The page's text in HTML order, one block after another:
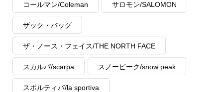
コールマン/Coleman サロモン/SALOMON
ザック・バッグ
ザ・ノース・フェイス/THE NORTH FACE
スカルパ/scarpa スノーピーク/snow peak
スポルティバ/la sportiva